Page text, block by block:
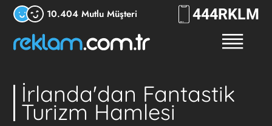
10.404 Mutlu Müşteri 444RKLM
İrlanda'dan Fantastik
Turizm Hamlesi